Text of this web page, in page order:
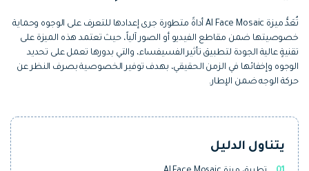
رؤى التحرير
تعلم المعرفة الأساسية في تحرير
الفيديو
إنشاء تأثيرات خاصة بنفسك
اكتشف كيفية إنشاء تأثيرات خاصة
Blog
search
تُعَدُّ ميزة AI Face Mosaic أداةً متطورة جرى إعدادها للتعرف على الوجوه وحماية
خصوصيتها ضمن مقاطع الفيديو أو الصور آلياً، حيث تعتمد هذه الميزة على
تقنيةٍ عالية الجودة لتطبيق تأثير الفسيفساء، والتي بدورها تعمل على تحديد
الوجوه وإخفائها في الزمن الحقيقي، بهدف توفير الخصوصية بصرف النظر عن
حركة الوجه ضمن الإطار.
يتناول الدليل